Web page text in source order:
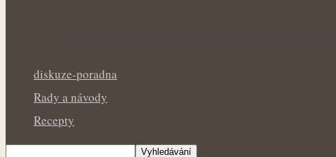
diskuze-poradna
Rady a návody
Recepty